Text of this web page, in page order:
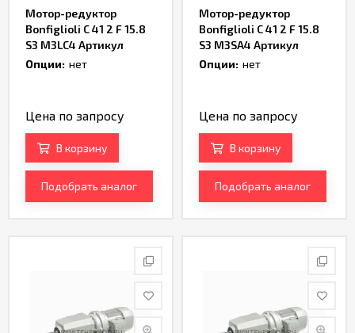
Мотор-редуктор
Bonfiglioli C 41 2 F 15.8
S3 M3LC4 Артикул
TH166746
Опции: нет
Цена по запросу
В корзину
Подобрать аналог
Мотор-редуктор
Bonfiglioli C 41 2 F 15.8
S3 M3SA4 Артикул
TH161976
Опции: нет
Цена по запросу
В корзину
Подобрать аналог